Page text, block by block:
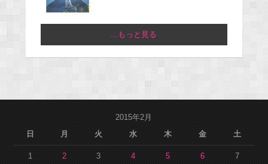
...もっと見る
2015年2月
日
月 火 水 木 金 土
1 2 3 4 5 6 7